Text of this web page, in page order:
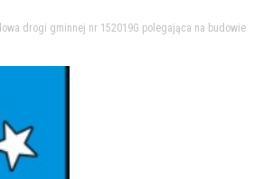
drogi gminnej nr 152019G polegająca na budowie